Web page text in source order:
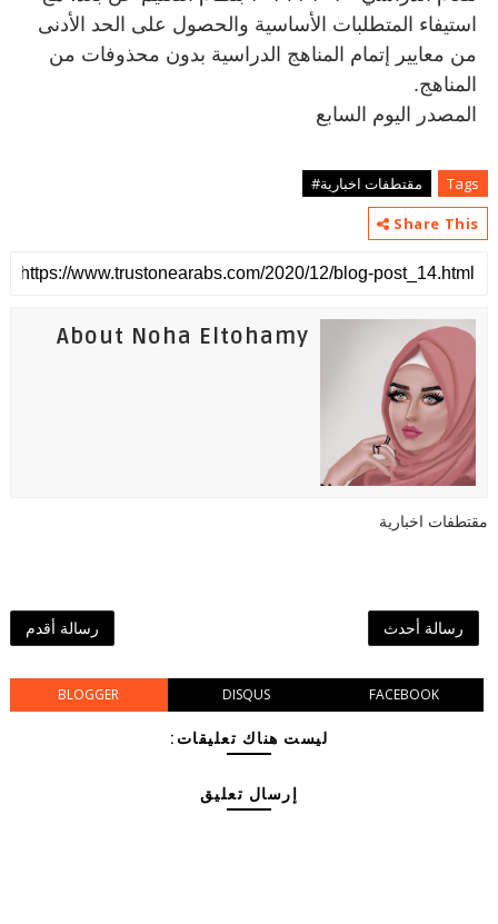
استيفاء المتطلبات الأساسية والحصول على الحد الأدنى
من معايير إتمام المناهج الدراسية بدون محذوفات من
المناهج.
المصدر اليوم السابع
Tags
مقتطفات اخبارية#
Share This
About Noha Eltohamy
مقتطفات اخبارية
رسالة أحدث رسالة أقدم
BLOGGER DISQUS FACEBOOK
ليست هناك تعليقات:
إرسال تعليق